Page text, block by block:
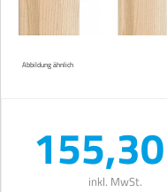
Abbildung ähnlich
inkl. MwSt.